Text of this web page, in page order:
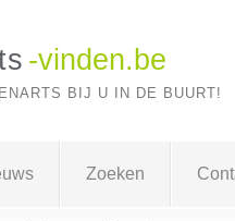
-vinden.be
BIJ U IN DE BUURT!
Zoeken